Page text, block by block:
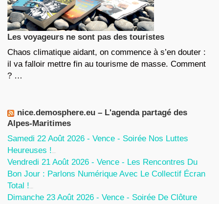
Les voyageurs ne sont pas des touristes
Chaos climatique aidant, on commence à s’en douter :
il va falloir mettre fin au tourisme de masse. Comment
? …
nice.demosphere.eu – L'agenda partagé des
Alpes-Maritimes
Samedi 22 Août 2026 - Vence - Soirée Nos Luttes
Heureuses !
Vendredi 21 Août 2026 - Vence - Les Rencontres Du
Bon Jour : Parlons Numérique Avec Le Collectif Écran
Total !
Dimanche 23 Août 2026 - Vence - Soirée De Clôture